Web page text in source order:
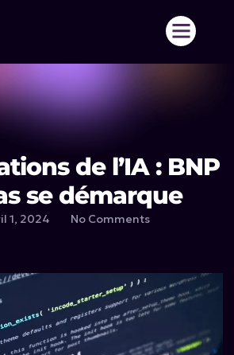
de l’IA : BNP
se démarque
1, 2024 No Comments